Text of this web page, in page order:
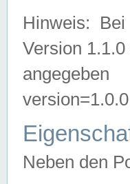
Hinweis:
Version
angegeben
version=1.0.0
Neben den